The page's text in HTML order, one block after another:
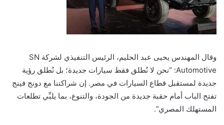
وقال المهندس يحيى عبد الحليم، الرئيس التنفيذي لشركة SN
Automotive: “نحن لا نُطلق فقط سيارات جديدة؛ بل نُطلق رؤية
جديدة لمستقبل قطاع السيارات في مصر. إن شراكتنا مع دونج فينج
تفتح الباب أمام حقبة جديدة من الجودة، والتنوع، بما يلبِّي تطلعات
المستهلك المصري”.